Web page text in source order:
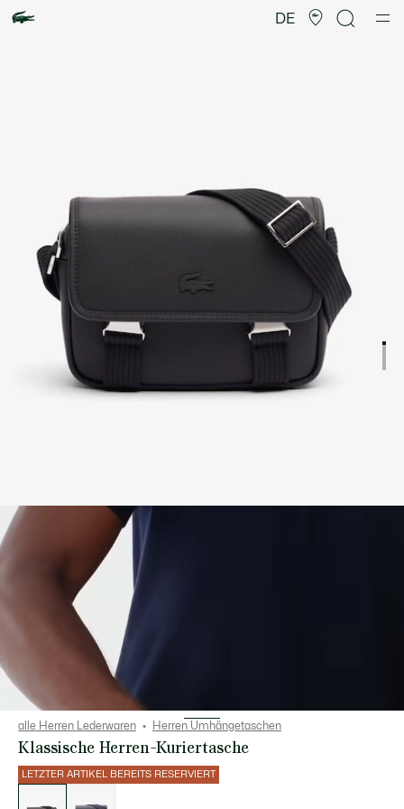
DE
alle Herren Lederwaren Herren Umhängetaschen
Klassische Herren-Kuriertasche
LETZTER ARTIKEL BEREITS RESERVIERT
Varianten